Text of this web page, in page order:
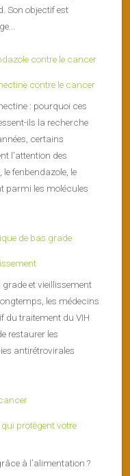
Son objectif est
contre le cancer
: pourquoi ces
ils la recherche
certains
l’attention des
fenbendazole, le
parmi les molécules
et vieillissement
les médecins
du traitement du VIH
restaurer les
antirétrovirales
protègent votre
à l’alimentation ?